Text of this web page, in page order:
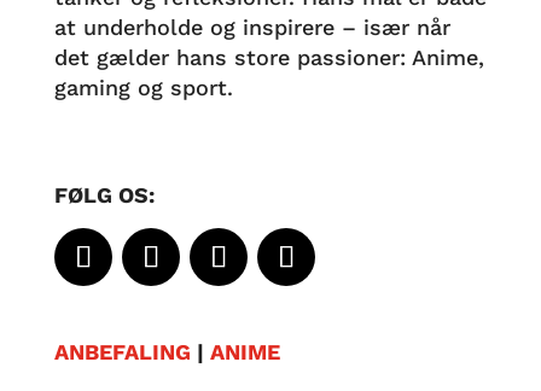
at underholde og inspirere – især når
det gælder hans store passioner: Anime,
gaming og sport.
FØLG OS:
ANBEFALING | ANIME